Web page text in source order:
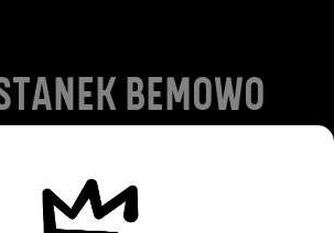
BEMOWO
2024-07-15